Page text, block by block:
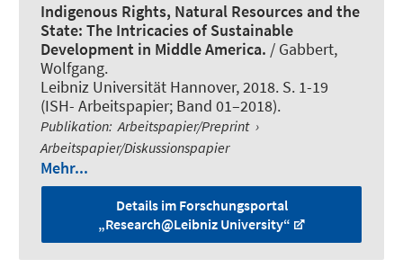
Indigenous Rights, Natural Resources and the
State: The Intricacies of Sustainable
Development in Middle America. / Gabbert,
Wolfgang.
Leibniz Universität Hannover, 2018. S. 1-19
(ISH- Arbeitspapier; Band 01–2018).
Publikation: Arbeitspapier/Preprint ›
Arbeitspapier/Diskussionspapier
Mehr...
Details im Forschungsportal
„Research@Leibniz University“